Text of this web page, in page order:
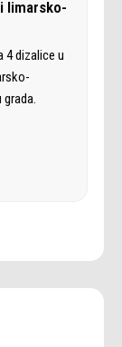
limarsko-
4 dizalice u